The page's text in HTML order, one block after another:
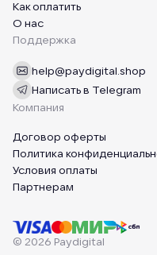
Как оплатить
О нас
Поддержка
help@paydigital.shop
Написать в Telegram
Компания
Договор оферты
Политика
Условия оплаты
Партнерам
© 2026 Paydigital